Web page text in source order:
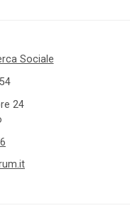
Sociale
24